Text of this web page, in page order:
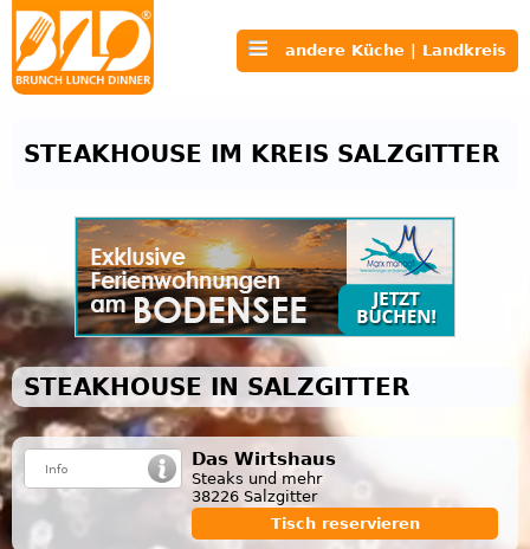
andere Küche | Landkreis
STEAKHOUSE IM KREIS SALZGITTER
STEAKHOUSE IN SALZGITTER
Das Wirtshaus
Steaks und mehr
38226 Salzgitter
Tisch reservieren